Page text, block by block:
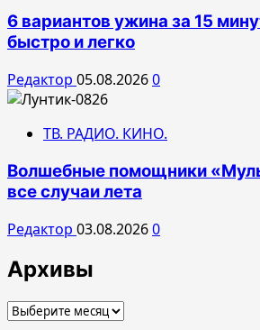
6 вариантов ужина за 15
быстро и легко
Редактор 05.08.20260
ТВ. РАДИО. КИНО.
Волшебные помощники
все случаи лета
Редактор 03.08.20260
Архивы
Архивы